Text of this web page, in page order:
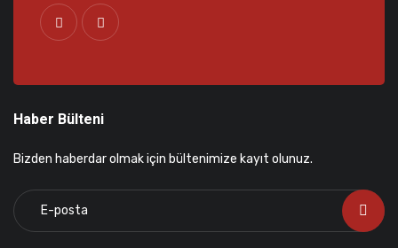
Haber Bülteni
Bizden haberdar olmak için bültenimize kayıt olunuz.